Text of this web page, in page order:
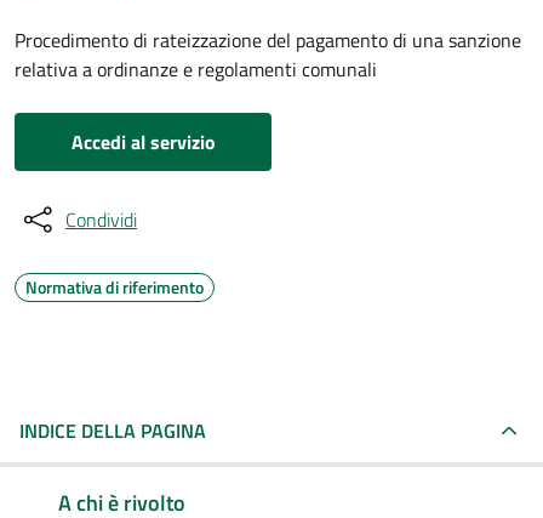
Procedimento di rateizzazione del pagamento di una sanzione
relativa a ordinanze e regolamenti comunali
Accedi al servizio
Condividi
Normativa di riferimento
INDICE DELLA PAGINA
A chi è rivolto